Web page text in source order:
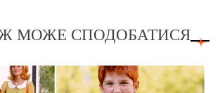
МОЖЕ СПОДОБАТИСЯ